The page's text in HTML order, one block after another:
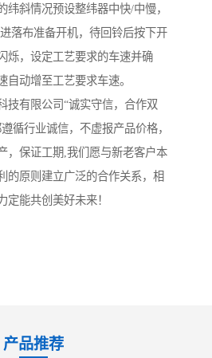
纬斜情况预设整纬器中快/中慢，
落布准备开机，待回铃后按下开
烁，设定工艺要求的车速并确
自动增至工艺要求车速。
技有限公司“诚实守信，合作双
循行业诚信，不虚报产品价格，
，保证工期,我们愿与新老客户本
的原则建立广泛的合作关系，相
定能共创美好未来！
产品推荐